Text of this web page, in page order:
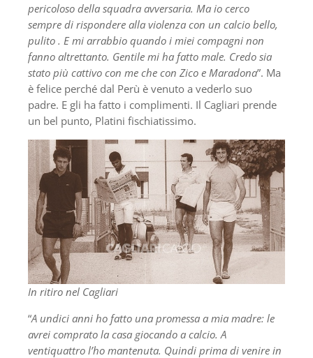
pericoloso della squadra avversaria. Ma io cerco
sempre di rispondere alla violenza con un calcio bello,
pulito . E mi arrabbio quando i miei compagni non
fanno altrettanto. Gentile mi ha fatto male. Credo sia
stato più cattivo con me che con Zico e Maradona”. Ma
è felice perché dal Perù è venuto a vederlo suo
padre. E gli ha fatto i complimenti. Il Cagliari prende
un bel punto, Platini fischiatissimo.
In ritiro nel Cagliari
“A undici anni ho fatto una promessa a mia madre: le
avrei comprato la casa giocando a calcio. A
ventiquattro l’ho mantenuta. Quindi prima di venire in